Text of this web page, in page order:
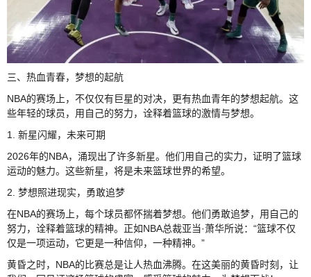
三、热血青春，梦想的起航
NBA的赛场上，不仅仅有巨星的对决，更有热血青年的梦想起航。这
些年轻的球员，用自己的努力，诠释着篮球的激情与梦想。
1. 新星闪耀，未来可期
2026年的NBA，涌现出了许多新星。他们用自己的实力，证明了篮球
运动的魅力。这些新星，将是未来篮球世界的希望。
2. 梦想照进现实，勇敢追梦
在NBA的赛场上，每个球员都怀揣着梦想。他们勇敢追梦，用自己的
努力，诠释着篮球的精神。正如NBA总裁亚当·萧华所说：“篮球不仅
仅是一项运动，它更是一种信仰，一种精神。”
黄昏之时，NBA的比赛总是让人热血沸腾。在这美丽的黄昏时刻，让